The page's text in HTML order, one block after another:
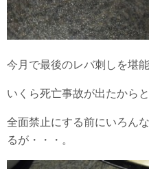
今月で最後のレバ刺しを堪能
いくら死亡事故が出たからと
全面禁止にする前にいろん
るが・・・。